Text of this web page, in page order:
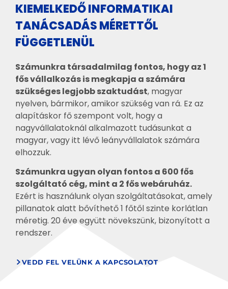
KIEMELKEDŐ INFORMATIKAI
TANÁCSADÁS MÉRETTŐL
FÜGGETLENÜL
Számunkra társadalmilag fontos, hogy az 1
fős vállalkozás is megkapja a számára
szükséges legjobb szaktudást, magyar
nyelven, bármikor, amikor szükség van rá. Ez az
alapításkor fő szempont volt, hogy a
nagyvállalatoknál alkalmazott tudásunkat a
magyar, vagy itt lévő leányvállalatok számára
elhozzuk.
Számunkra ugyan olyan fontos a 600 fős
szolgáltató cég, mint a 2 fős webáruház.
Ezért is használunk olyan szolgáltatásokat, amely
pillanatok alatt bővíthető 1 főtől szinte korlátlan
méretig. 20 éve együtt növekszünk, bizonyított a
rendszer.
VEDD FEL VELÜNK A KAPCSOLATOT